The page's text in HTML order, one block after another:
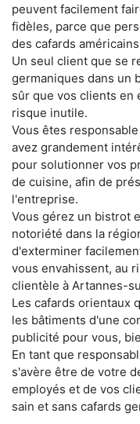
peuvent facilement
fidèles, parce que
des cafards
Un seul client que se
germaniques dans un
sûr que vos clients en
risque inutile.
Vous êtes
avez grandement
pour solutionner vos
de cuisine, afin de
l'entreprise.
Vous gérez un bistrot
notoriété dans la
d'exterminer
vous envahissent, au
clientèle à Artannes-
Les cafards orientaux
les bâtiments d'une
publicité pour vous,
En tant que
s'avère être de votre
employés et de vos
sain et sans cafards